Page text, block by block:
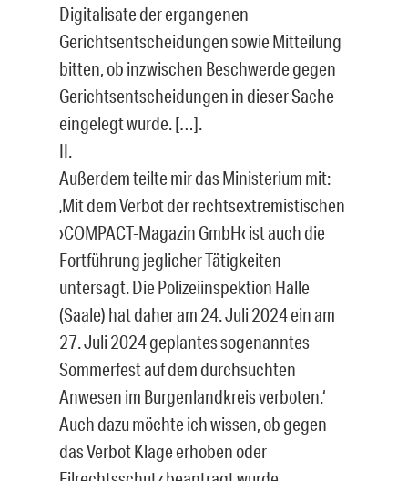
Digitalisate der ergangenen
Gerichtsentscheidungen sowie Mitteilung
bitten, ob inzwischen Beschwerde gegen
Gerichtsentscheidungen in dieser Sache
eingelegt wurde. […].
II.
Außerdem teilte mir das Ministerium mit:
‚Mit dem Verbot der rechtsextremistischen
›COMPACT-Magazin GmbH‹ ist auch die
Fortführung jeglicher Tätigkeiten
untersagt. Die Polizeiinspektion Halle
(Saale) hat daher am 24. Juli 2024 ein am
27. Juli 2024 geplantes sogenanntes
Sommerfest auf dem durchsuchten
Anwesen im Burgenlandkreis verboten.‘
Auch dazu möchte ich wissen, ob gegen
das Verbot Klage erhoben oder